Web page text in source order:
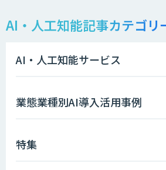
AI・人工知能記事カテゴリ
AI・人工知能サービス
業態業種別AI導入活用事例
特集